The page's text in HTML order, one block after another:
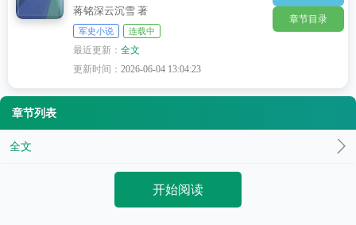
蒋铭深云沉雪 著
军史小说 连载中
最近更新：全文
更新时间：2026-06-04 13:04:23
章节目录
章节列表
全文
开始阅读